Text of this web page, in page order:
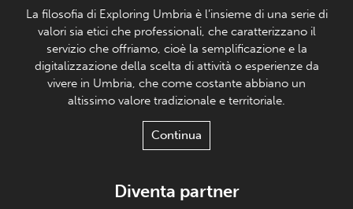
La filosofia di Exploring Umbria è l’insieme di una serie di
valori sia etici che professionali, che caratterizzano il
servizio che offriamo, cioè la semplificazione e la
digitalizzazione della scelta di attività o esperienze da
vivere in Umbria, che come costante abbiano un
altissimo valore tradizionale e territoriale.
Continua
Diventa partner